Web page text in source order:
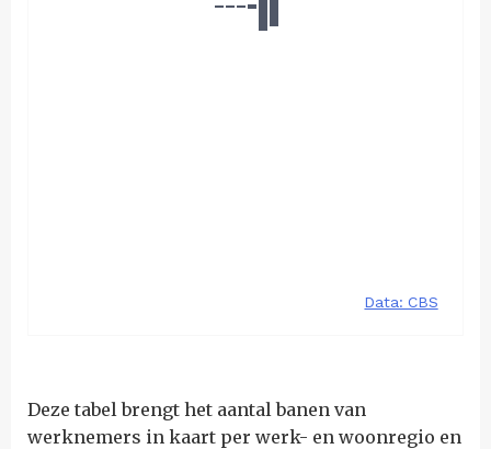
Deze tabel brengt het aantal banen van
werknemers in kaart per werk- en woonregio en